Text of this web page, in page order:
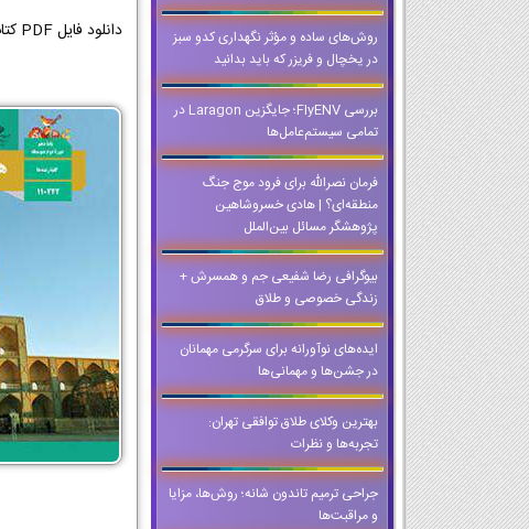
روش‌های ساده و مؤثر نگهداری کدو سبز
در یخچال و فریزر که باید بدانید
بررسی FlyENV؛ جایگزین Laragon در
تمامی سیستم‌عامل‌ها
فرمان نصرالله برای فرود موج جنگ
منطقه‌ای؟ | هادی خسروشاهین
پژوهشگر مسائل بین‌الملل
بیوگرافی رضا شفیعی جم و همسرش +
زندگی خصوصی و طلاق
ایده‌های نوآورانه برای سرگرمی مهمانان
در جشن‌ها و مهمانی‌ها
بهترین وکلای طلاق توافقی تهران:
تجربه‌ها و نظرات
جراحی ترمیم تاندون شانه؛ روش‌ها، مزایا
و مراقبت‌ها